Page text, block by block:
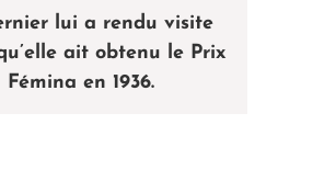
lui a rendu visite
ait obtenu le Prix
Fémina en 1936.